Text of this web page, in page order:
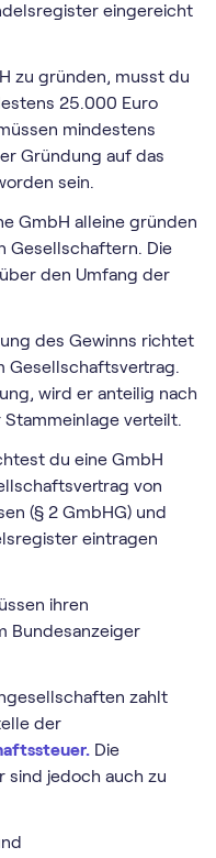
eingereicht
zu gründen, musst du
25.000 Euro
mindestens
Gründung auf das
sein.
GmbH alleine gründen
Gesellschaftern. Die
den Umfang der
des Gewinns richtet
Gesellschaftsvertrag.
wird er anteilig nach
verteilt.
du eine GmbH
von
(§ 2 GmbHG) und
eintragen
ihren
Bundesanzeiger
zahlt
der
Die
sind jedoch auch zu